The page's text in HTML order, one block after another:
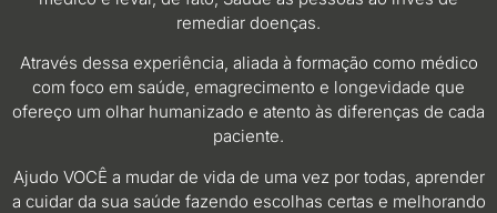
remediar doenças.
Através dessa experiência, aliada à formação como médico
com foco em saúde, emagrecimento e longevidade que
ofereço um olhar humanizado e atento às diferenças de cada
paciente.
Ajudo VOCÊ a mudar de vida de uma vez por todas, aprender
a cuidar da sua saúde fazendo escolhas certas e melhorando